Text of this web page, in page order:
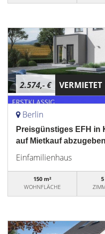
2.574,- € VERMIETET
Berlin
Preisgünstiges EFH in
auf Mietkauf
Einfamilienhaus
150 m²
WOHNFLÄCHE
5